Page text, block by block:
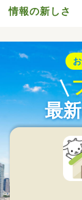
情報の新しさ
最